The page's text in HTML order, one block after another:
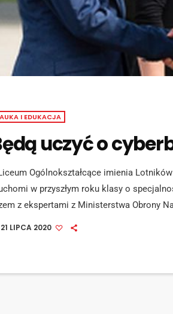
I EDUKACJA
uczyć o
Ogólnokształcące imienia
w przyszłym roku klasy o
z ekspertami z Ministerstwa Obrony
algorytmice i bezpieczeństwu
21 LIPCA 2020